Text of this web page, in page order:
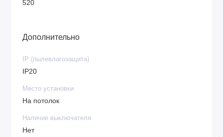
520
Дополнительно
IP (пылевлагозащита)
IP20
Место установки
На потолок
Наличие выключателя
Нет